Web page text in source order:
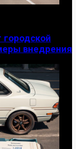
внедрения